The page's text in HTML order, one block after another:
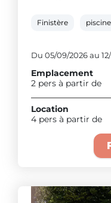
Finistère
Du 05/09/2026 au
Emplacement
2 pers à partir de
Location
4 pers à partir de